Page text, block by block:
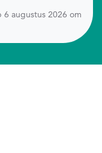
augustus 2026 om